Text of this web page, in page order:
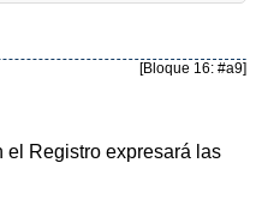
[Bloque 16: #a9]
el Registro expresará las